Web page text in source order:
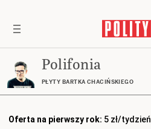
Polifonia
PŁYTY BARTKA CHACIŃSKIEGO
Oferta na pierwszy rok: 5 zł/tydzień